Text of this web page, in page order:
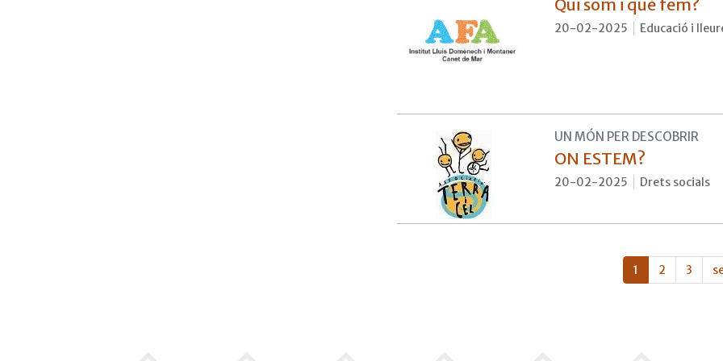
Qui som i què fem?
20-02-2025 Educació i
UN MÓN PER DESCOBRIR
ON ESTEM?
20-02-2025 Drets socials
1 2 3